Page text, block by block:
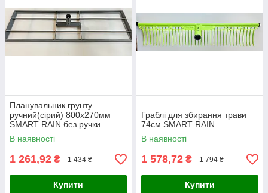
Планувальник грунту
ручний(сірий) 800х270мм
SMART RAIN без ручки
В наявності
1 261,92 ₴ 1 434 ₴
Купити
Граблі для збирання трави
74см SMART RAIN
В наявності
1 578,72 ₴ 1 794 ₴
Купити